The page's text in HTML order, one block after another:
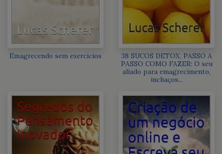
Emagrecendo sem exercicios
38 SUCOS DETOX, PASSO A
PASSO COMO FAZER: O seu
aliado para emagrecimento,
inchaços...